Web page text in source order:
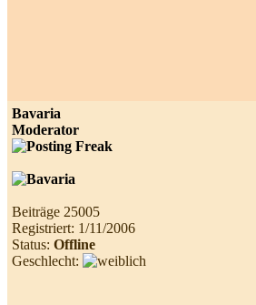
Bavaria
Moderator
Beiträge 25005
Registriert: 1/11/2006
Status: Offline
Geschlecht: